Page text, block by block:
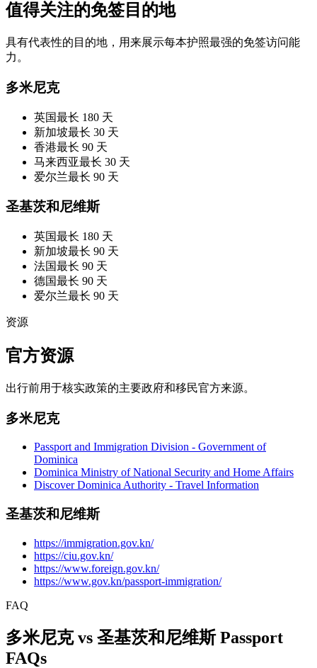
值得关注的免签目的地
具有代表性的目的地，用来展示每本护照最强的免签访问能
力。
多米尼克
英国最长 180 天
新加坡最长 30 天
香港最长 90 天
马来西亚最长 30 天
爱尔兰最长 90 天
圣基茨和尼维斯
英国最长 180 天
新加坡最长 90 天
法国最长 90 天
德国最长 90 天
爱尔兰最长 90 天
资源
官方资源
出行前用于核实政策的主要政府和移民官方来源。
多米尼克
Passport and Immigration Division - Government of
Dominica
Dominica Ministry of National Security and Home Affairs
Discover Dominica Authority - Travel Information
圣基茨和尼维斯
https://immigration.gov.kn/
https://ciu.gov.kn/
https://www.foreign.gov.kn/
https://www.gov.kn/passport-immigration/
FAQ
多米尼克 vs 圣基茨和尼维斯 Passport
FAQs